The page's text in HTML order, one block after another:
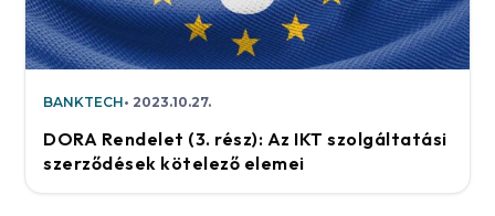
BANKTECH 2023.10.27.
DORA Rendelet (3. rész): Az IKT szolgáltatási
szerződések kötelező elemei